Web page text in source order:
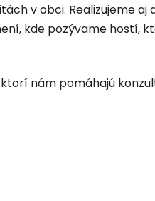
v obci. Realizujeme aj
kde pozývame hostí,
nám pomáhajú